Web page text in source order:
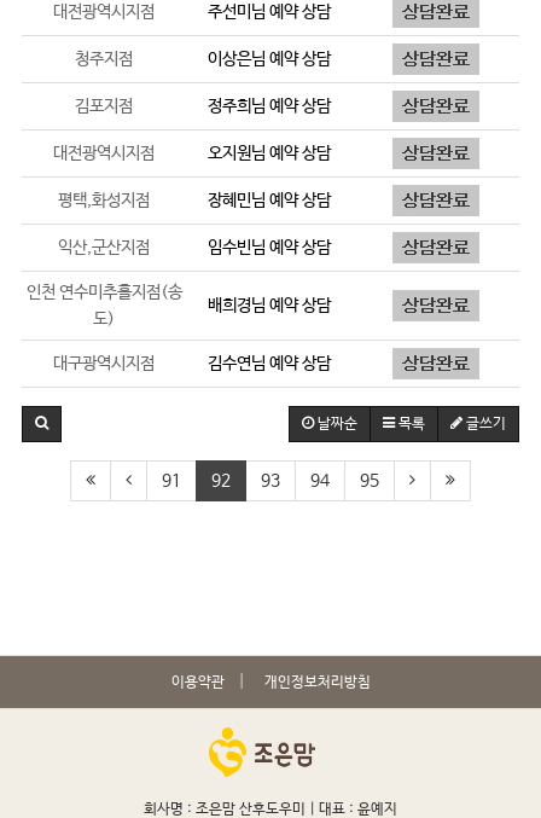
대전광역시지점 주선미 님 예약 상담
청주지점 이상은님 예약 상담
김포지점 정주희님 예약 상담
대전광역시지점 오지원님 예약 상담
평택,화성지점 장혜민님 예약 상담
익산,군산지점 임수빈님 예약 상담
인천 연수미추홀지점(송
도)
배희경님 예약 상담
대구광역시지점 김수연님 예약 상담
날짜순 목록 글쓰기
91 92 93 94 95
이용약관 개인정보처리방침
회사명 : 조은맘 산후도우미 | 대표 : 윤예지